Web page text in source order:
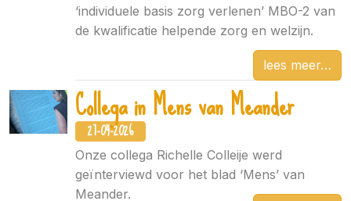
‘individuele basis zorg verlenen’ MBO-2 van
de kwalificatie helpende zorg en welzijn.
lees meer
Collega in Mens van Meander
27-04-2026
Onze collega Richelle Colleije werd
geïnterviewd voor het blad ‘Mens’ van
Meander.